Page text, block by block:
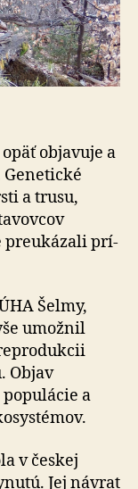
objavuje a
a trusu,
preukázali prí­
Šelmy,
umožnil
Objav
a
v českej
Jej návrat